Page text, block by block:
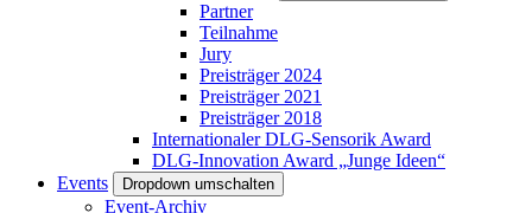
Partner
Teilnahme
Jury
Preisträger 2024
Preisträger 2021
Preisträger 2018
Internationaler DLG-Sensorik Award
DLG-Innovation Award „Junge Ideen“
Events
Dropdown umschalten
Event-Archiv